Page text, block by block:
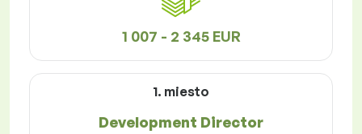
1 007 - 2 345 EUR
1. miesto
Development Director